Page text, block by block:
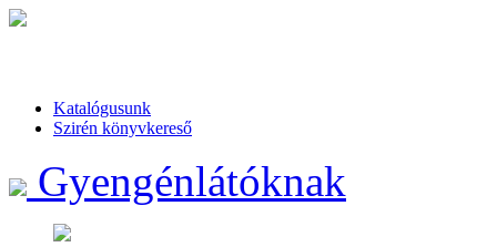
Katalógusunk
Szirén könyvkereső
Gyengénlátóknak